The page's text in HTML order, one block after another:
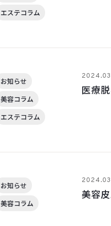
エステコラム
お知らせ
美容コラム
エステコラム
医療
お知らせ
美容コラム
美容